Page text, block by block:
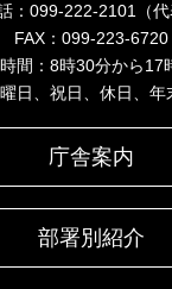
：099-222-2101（代
FAX：099-223-6720
間：8時30分から17
日、祝日、休日、年
庁舎案内
部署別紹介